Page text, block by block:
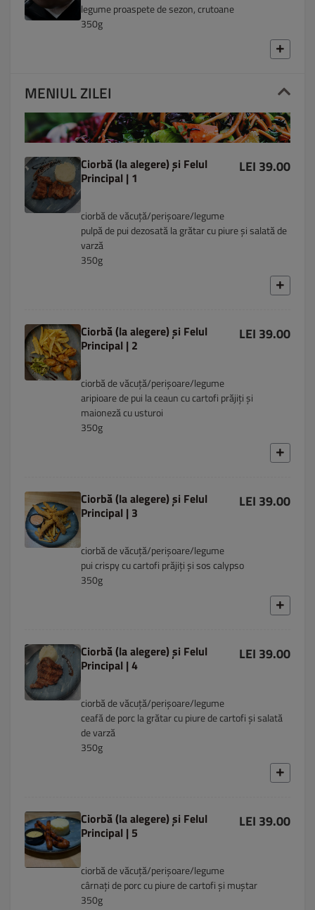
legume proaspete de sezon, crutoane
350g
MENIUL ZILEI
Ciorbă (la alegere) și Felul
Principal | 1
LEI 39.00
ciorbă de văcuță/perișoare/legume
pulpă de pui dezosată la grătar cu piure și salată de
varză
350g
Ciorbă (la alegere) și Felul
Principal | 2
LEI 39.00
ciorbă de văcuță/perișoare/legume
aripioare de pui la ceaun cu cartofi prăjiți și
maioneză cu usturoi
350g
Ciorbă (la alegere) și Felul
Principal | 3
LEI 39.00
ciorbă de văcuță/perișoare/legume
pui crispy cu cartofi prăjiți și sos calypso
350g
Ciorbă (la alegere) și Felul
Principal | 4
LEI 39.00
ciorbă de văcuță/perișoare/legume
ceafă de porc la grătar cu piure de cartofi și salată
de varză
350g
Ciorbă (la alegere) și Felul
Principal | 5
LEI 39.00
ciorbă de văcuță/perișoare/legume
cârnați de porc cu piure de cartofi și muștar
350g